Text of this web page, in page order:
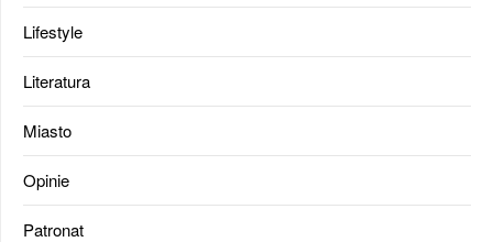
Lifestyle
Literatura
Miasto
Opinie
Patronat